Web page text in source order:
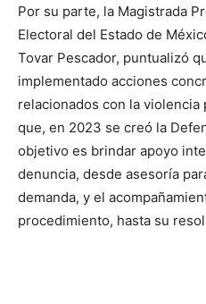
Por su parte, la Magistrada
Electoral del Estado de
Tovar Pescador, puntualizó
implementado acciones
relacionados con la
que, en 2023 se creó la
objetivo es brindar apoyo
denuncia, desde asesoría
demanda, y el
procedimiento, hasta su